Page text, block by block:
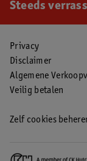
Steeds
Privacy
Disclaimer
Algemene
Veilig betalen
Zelf cookies